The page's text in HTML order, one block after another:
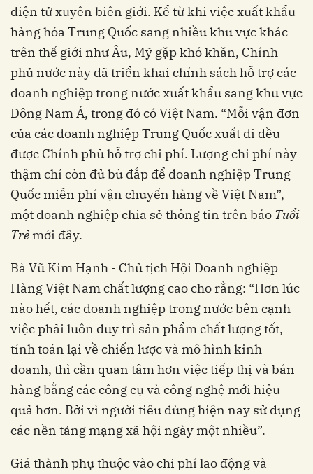
điện tử xuyên biên giới. Kể từ khi việc xuất khẩu
hàng hóa Trung Quốc sang nhiều khu vực khác
trên thế giới như Âu, Mỹ gặp khó khăn, Chính
phủ nước này đã triển khai chính sách hỗ trợ các
doanh nghiệp trong nước xuất khẩu sang khu vực
Đông Nam Á, trong đó có Việt Nam. “Mỗi vận đơn
của các doanh nghiệp Trung Quốc xuất đi đều
được Chính phủ hỗ trợ chi phí. Lượng chi phí này
thậm chí còn đủ bù đắp để doanh nghiệp Trung
Quốc miễn phí vận chuyển hàng về Việt Nam”,
một doanh nghiệp chia sẻ thông tin trên báo Tuổi
Trẻ mới đây.
Bà Vũ Kim Hạnh - Chủ tịch Hội Doanh nghiệp
Hàng Việt Nam chất lượng cao cho rằng: “Hơn lúc
nào hết, các doanh nghiệp trong nước bên cạnh
việc phải luôn duy trì sản phẩm chất lượng tốt,
tính toán lại về chiến lược và mô hình kinh
doanh, thì cần quan tâm hơn việc tiếp thị và bán
hàng bằng các công cụ và công nghệ mới hiệu
quả hơn. Bởi vì người tiêu dùng hiện nay sử dụng
các nền tảng mạng xã hội ngày một nhiều”.
Giá thành phụ thuộc vào chi phí lao động và